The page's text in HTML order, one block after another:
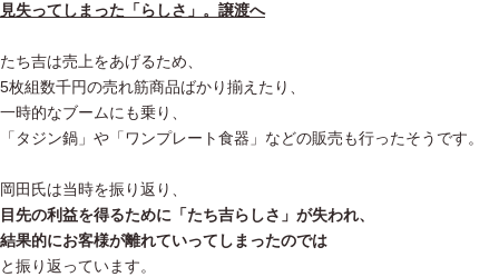
見失ってしまった「らしさ」。譲渡へ
たち吉は売上をあげるため、
5枚組数千円の売れ筋商品ばかり揃えたり、
一時的なブームにも乗り、
「タジン鍋」や「ワンプレート食器」などの販売も行ったそうです。
岡田氏は当時を振り返り、
目先の利益を得るために「たち吉らしさ」が失われ、
結果的にお客様が離れていってしまったのでは
と振り返っています。